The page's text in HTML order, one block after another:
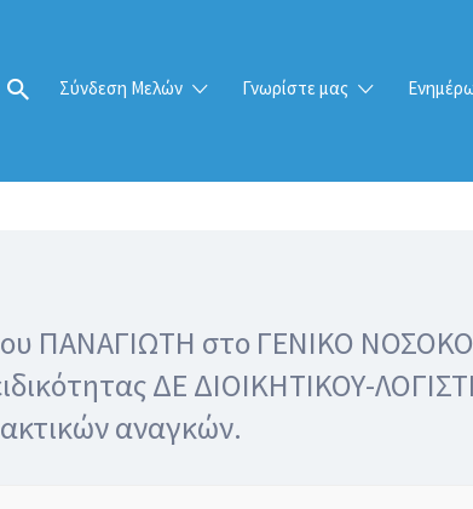
Σύνδεση Μελών Γνωρίστε μας
ΠΑΝΑΓΙΩΤΗ στο ΓΕΝΙΚΟ
ΔΕ ΔΙΟΙΚΗΤΙΚΟΥ-
αναγκών.